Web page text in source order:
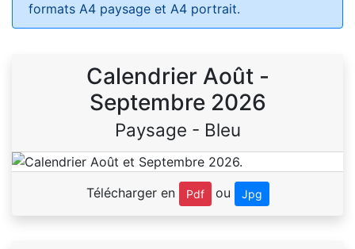
formats A4 paysage et A4 portrait.
Calendrier Août -
Septembre 2026
Paysage - Bleu
Télécharger en Pdf ou Jpg